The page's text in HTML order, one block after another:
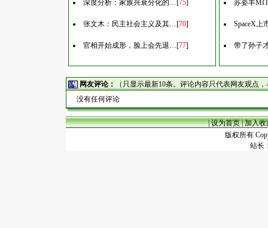
深度分析：家族兴衰分化的…[75]
张文木：民主社会主义及其…[70]
官相开始成形，脸上会先退…[77]
苏姿丰
SpaceX
带了孙子
网友评论：
（只显示最新10条。评论内容只代表网友观点
没有任何评论
|设为首页|加入收
版权所有
站长